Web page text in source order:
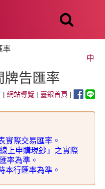
中
率
牌告匯率
| 網站導覽 | 臺銀首頁 |
實際交易匯率。
上申購現鈔」之實際
率為準。
本行匯率為準。